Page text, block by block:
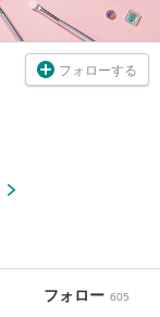
フォローする
フォロー 605